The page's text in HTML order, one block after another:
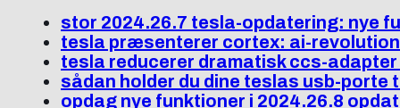
stor 2024.26.7 tesla-opdatering: nye
tesla præsenterer cortex: ai-
tesla reducerer dramatisk ccs-
sådan holder du dine teslas usb-porte
opdag nye funktioner i 2024.26.8